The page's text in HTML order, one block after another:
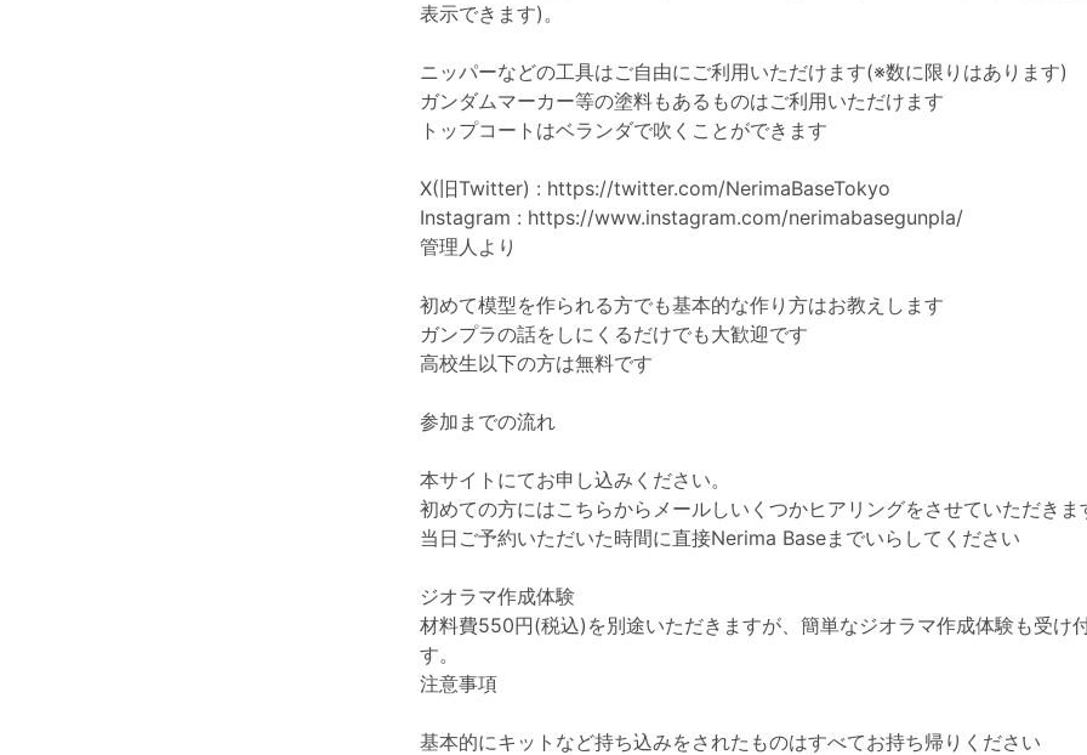
表示できます)。
ニッパーなどの工具はご自由にご利用いただけます(※数に限りはあります)
ガンダムマーカー等の塗料もあるものはご利用いただけます
トップコートはベランダで吹くことができます
X(旧Twitter) : https://twitter.com/NerimaBaseTokyo
Instagram : https://www.instagram.com/nerimabasegunpla/
管理人より
初めて模型を作られる方でも基本的な作り方はお教えします
ガンプラの話をしにくるだけでも大歓迎です
高校生以下の方は無料です
参加までの流れ
本サイトにてお申し込みください。
初めての方にはこちらからメールしいくつかヒアリングをさせていただきま
当日ご予約いただいた時間に直接Nerima Baseまでいらしてください
ジオラマ作成体験
材料費550円(税込)を別途いただきますが、簡単なジオラマ作成体験も受け
す。
注意事項
基本的にキットなど持ち込みをされたものはすべてお持ち帰りください